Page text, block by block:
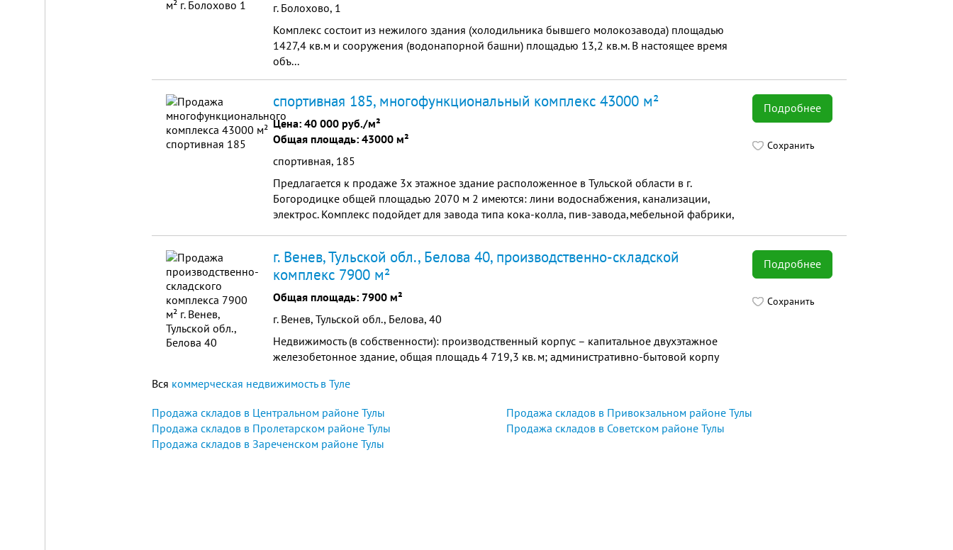
г. Болохово, 1
Комплекс состоит из нежилого здания (холодильника бывшего молокозавода) площадью
1427,4 кв.м и сооружения (водонапорной башни) площадью 13,2 кв.м. В настоящее время
объ...
Подробнее
Сохранить
спортивная 185, многофункциональный комплекс 43000 м²
Цена: 40 000 руб./м²
Общая площадь: 43000 м²
спортивная, 185
Предлагается к продаже 3х этажное здание расположенное в Тульской области в г.
Богородицке общей площадью 2070 м 2 имеются: лини водоснабжения, канализации,
электрос. Комплекс подойдет для завода типа кока-колла, пив-завода,мебельной фабрики,
Подробнее
Сохранить
г. Венев, Тульской обл., Белова 40, производственно-складской
комплекс 7900 м²
Общая площадь: 7900 м²
г. Венев, Тульской обл., Белова, 40
Недвижимость (в собственности): производственный корпус – капитальное двухэтажное
железобетонное здание, общая площадь 4 719,3 кв. м; административно-бытовой корпу
Вся коммерческая недвижимость в Туле
Продажа складов в Центральном районе Тулы
Продажа складов в Пролетарском районе Тулы
Продажа складов в Зареченском районе Тулы
Продажа складов в Привокзальном районе Тулы
Продажа складов в Советском районе Тулы